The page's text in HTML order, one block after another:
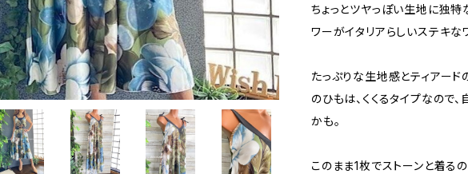
ちょっとツヤっぽい生地に独特
ワーがイタリアらしいステキな
たっぷりな生地感とティアード
のひもは、くくるタイプなので
かも。
このまま1枚でストーンと着る